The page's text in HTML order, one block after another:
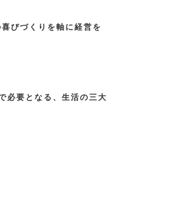
びづくりを軸に経営を
必要となる、生活の三大